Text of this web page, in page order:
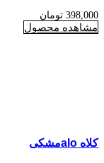
398,000 تومان
مشاهده محصول
کلاه aloمشکی